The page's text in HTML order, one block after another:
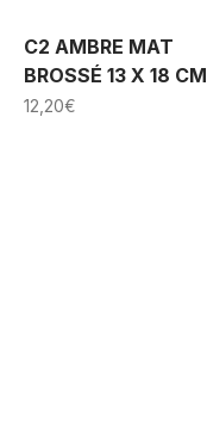
C2 AMBRE MAT
BROSSÉ 13 X 18 CM
12,20€